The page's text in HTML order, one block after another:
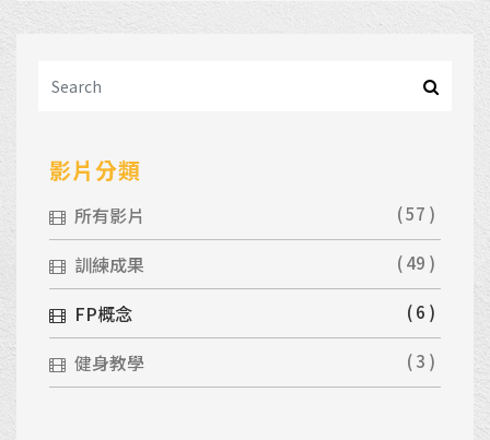
影片分類
所有影片 ( 57 )
訓練成果 ( 49 )
FP概念 ( 6 )
健身教學 ( 3 )